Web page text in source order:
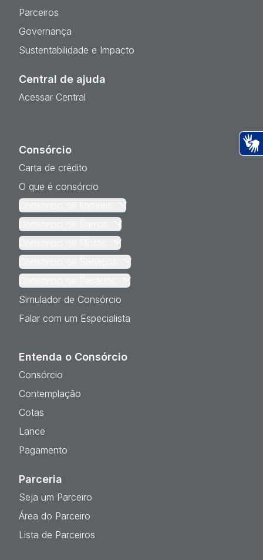
Parceiros
Governança
Sustentabilidade e Impacto
Central de ajuda
Acessar Central
Consórcio
Carta de crédito
O que é consórcio
Consórcio de Imóveis
Consórcio de Carros
Consórcio de Motos
Consórcio de Serviços
Consórcio de Pesados
Simulador de Consórcio
Falar com um Especialista
Entenda o Consórcio
Consórcio
Contemplação
Cotas
Lance
Pagamento
Parceria
Seja um Parceiro
Área do Parceiro
Lista de Parceiros